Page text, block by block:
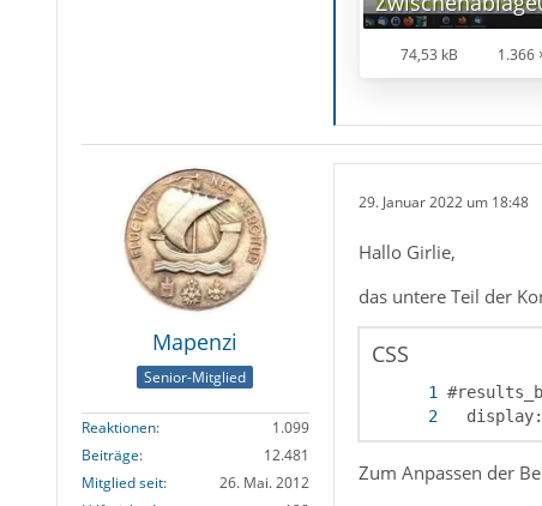
74,53 kB 1.366
Mapenzi
Senior-Mitglied
Reaktionen
1.099
Beiträge
12.481
Mitglied seit
26. Mai. 2012
29. Januar 2022 um 18:48
Hallo Girlie,
das untere Teil der
CSS
Zum Anpassen der